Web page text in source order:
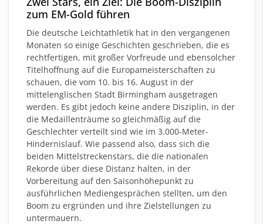
zum EM-Gold führen
Die deutsche Leichtathletik hat in den vergangenen
Monaten so einige Geschichten geschrieben, die es
rechtfertigen, mit großer Vorfreude und ebensolcher
Titelhoffnung auf die Europameisterschaften zu
schauen, die vom 10. bis 16. August in der
mittelenglischen Stadt Birmingham ausgetragen
werden. Es gibt jedoch keine andere Disziplin, in der
die Medaillenträume so gleichmäßig auf die
Geschlechter verteilt sind wie im 3.000-Meter-
Hindernislauf. Wie passend also, dass sich die
beiden Mittelstreckenstars, die die nationalen
Rekorde über diese Distanz halten, in der
Vorbereitung auf den Saisonhöhepunkt zu
ausführlichen Mediengesprächen stellten, um den
Boom zu ergründen und ihre Zielstellungen zu
untermauern.